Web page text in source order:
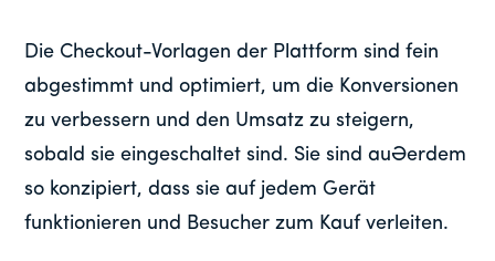
Die Checkout-Vorlagen der Plattform sind fein
abgestimmt und optimiert, um die Konversionen
zu verbessern und den Umsatz zu steigern,
sobald sie eingeschaltet sind. Sie sind außerdem
so konzipiert, dass sie auf jedem Gerät
funktionieren und Besucher zum Kauf verleiten.